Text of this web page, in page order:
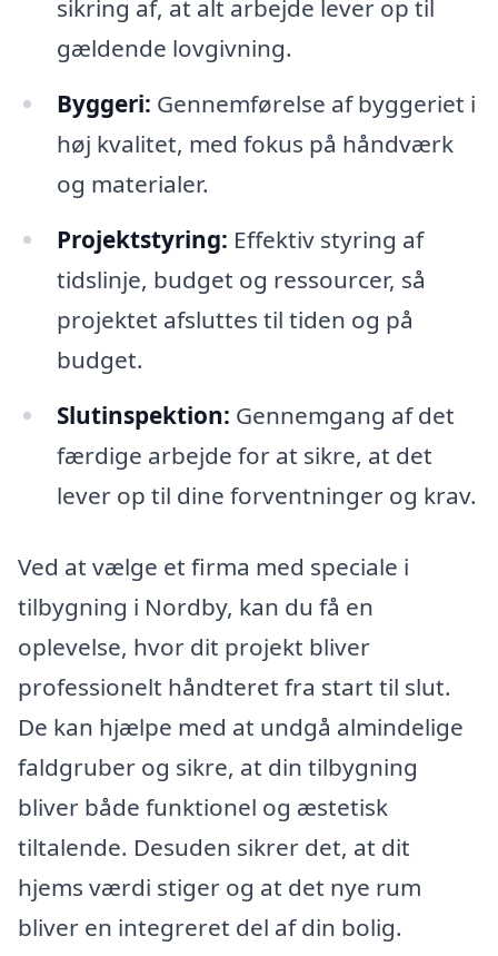
sikring af, at alt arbejde lever op til
gældende lovgivning.
Byggeri: Gennemførelse af byggeriet i
høj kvalitet, med fokus på håndværk
og materialer.
Projektstyring: Effektiv styring af
tidslinje, budget og ressourcer, så
projektet afsluttes til tiden og på
budget.
Slutinspektion: Gennemgang af det
færdige arbejde for at sikre, at det
lever op til dine forventninger og krav.
Ved at vælge et firma med speciale i
tilbygning i Nordby, kan du få en
oplevelse, hvor dit projekt bliver
professionelt håndteret fra start til slut.
De kan hjælpe med at undgå almindelige
faldgruber og sikre, at din tilbygning
bliver både funktionel og æstetisk
tiltalende. Desuden sikrer det, at dit
hjems værdi stiger og at det nye rum
bliver en integreret del af din bolig.